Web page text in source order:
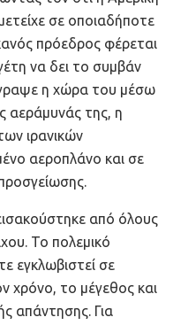
σε οποιαδήποτε
πρόεδρος φέρεται
να δει το συμβάν
η χώρα του μέσω
αεράμυνάς της, η
ιρανικών
αεροπλάνο και σε
από όλους
Το πολεμικό
εγκλωβιστεί σε
χρόνο, το μέγεθος και
απάντησης. Για